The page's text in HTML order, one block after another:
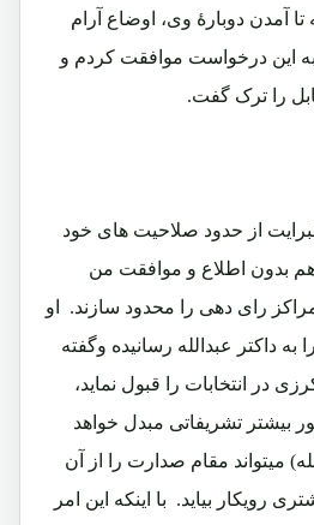
تا آمدن دوبارۀ وی، اوضاع آرام
این درخواست موافقت کردم و
را ترک گفت.
از حدود صلاحیت های خود
بدون اطلاع و موافقت من
مراکز رای دهی را محدود سازند. او
به داکتر عبدالله رسانیده وگفته
در انتخابات را قبول نماید،
بیشتر تشریفاتی مبدل خواهد
میتواند مقام صدارت را از آن
رویکار بیاید. با اینکه این امر